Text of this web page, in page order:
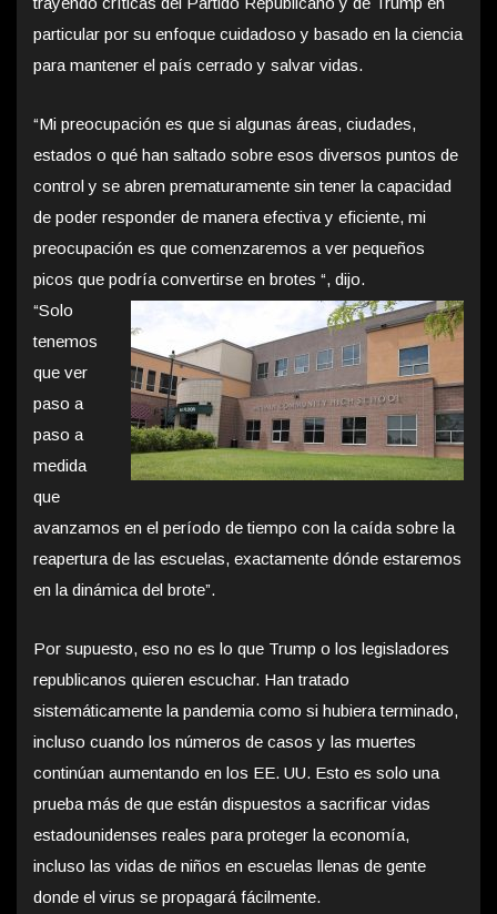
particular por su enfoque cuidadoso y basado en la ciencia
para mantener el país cerrado y salvar vidas.
“Mi preocupación es que si algunas áreas, ciudades,
estados o qué han saltado sobre esos diversos puntos de
control y se abren prematuramente sin tener la capacidad
de poder responder de manera efectiva y eficiente, mi
preocupación es que comenzaremos a ver pequeños
picos que podría convertirse en brotes “, dijo.
“Solo
tenemos
que ver
paso a
paso a
medida
que
avanzamos en el período de tiempo con la caída sobre la
reapertura de las escuelas, exactamente dónde estaremos
en la dinámica del brote”.
Por supuesto, eso no es lo que Trump o los legisladores
republicanos quieren escuchar. Han tratado
sistemáticamente la pandemia como si hubiera terminado,
incluso cuando los números de casos y las muertes
continúan aumentando en los EE. UU. Esto es solo una
prueba más de que están dispuestos a sacrificar vidas
estadounidenses reales para proteger la economía,
incluso las vidas de niños en escuelas llenas de gente
donde el virus se propagará fácilmente.